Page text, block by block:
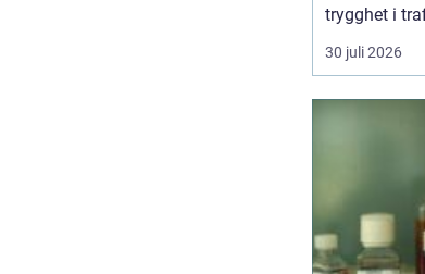
trygghet i
allt detta finns
tanke: att
förare en
av r...
30 juli 2026